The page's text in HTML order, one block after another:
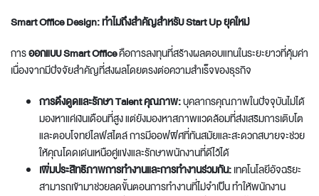
Smart Office Design: ทำไมถึงสำคัญสำหรับ Start Up ยุคใหม่
การออกแบบ Smart Officeคือการลงทุนที่สร้างผลตอบแทนในระยะยาวที่คุ้มค่า
เนื่องจากมีปัจจัยสำคัญที่ส่งผลโดยตรงต่อความสำเร็จของธุรกิจ
การดึงดูดและรักษา Talent คุณภาพ:บุคลากรคุณภาพในปัจจุบันไม่ได้
มองหาแค่เงินเดือนที่สูง แต่ยังมองหาสภาพแวดล้อมที่ส่งเสริมการเติบโต
และตอบโจทย์ไลฟ์สไตล์ การมีออฟฟิศที่ทันสมัยและสะดวกสบายจะช่วย
ให้คุณโดดเด่นเหนือคู่แข่งและรักษาพนักงานที่ดีไว้ได้
เพิ่มประสิทธิภาพการทำงานและการทำงานร่วมกัน:เทคโนโลยีอัจฉริยะ
สามารถเข้ามาช่วยลดขั้นตอนการทำงานที่ไม่จำเป็น ทำให้พนักงาน